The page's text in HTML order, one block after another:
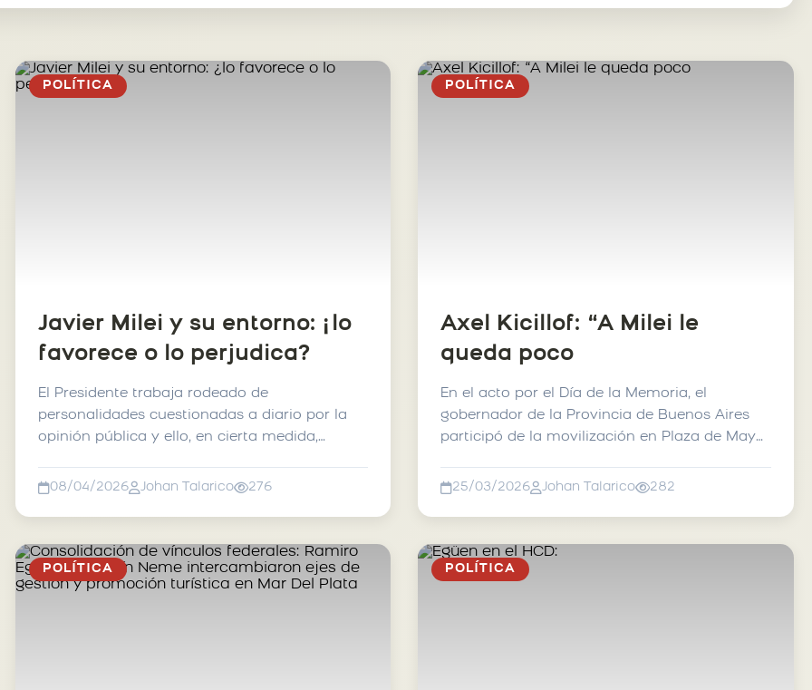
POLÍTICA
Javier Milei y su entorno: ¿lo
favorece o lo perjudica?
El Presidente trabaja rodeado de
personalidades cuestionadas a diario por la
opinión pública y ello, en cierta medida,
08/04/2026 Johan Talarico 276
POLÍTICA
Axel Kicillof: “A Milei le
queda poco
En el acto por el Día de la Memoria, el
gobernador de la Provincia de Buenos Aires
participó de la movilización en Plaza de Mayo
25/03/2026 Johan Talarico 282
POLÍTICA POLÍTICA